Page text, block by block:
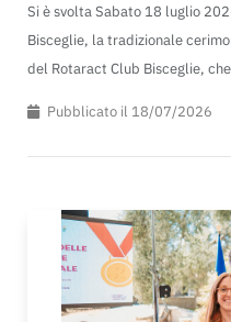
Si è svolta Sabato 18 luglio
Bisceglie, la tradizionale
del Rotaract Club Bisceglie,
Pubblicato il 18/07/2026